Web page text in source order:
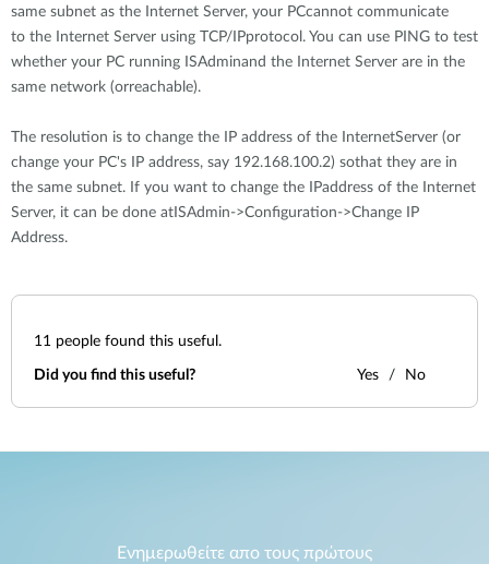
Σημεία Πώλησης
Contact
Support Portal
same subnet as the Internet Server, your PCcannot communicate
to the Internet Server using TCP/IPprotocol. You can use PING to test
whether your PC running ISAdminand the Internet Server are in the
same network (orreachable).
The resolution is to change the IP address of the InternetServer (or
change your PC's IP address, say 192.168.100.2) sothat they are in
the same subnet. If you want to change the IPaddress of the Internet
Server, it can be done atISAdmin->Configuration->Change IP
Address.
11 people found this useful.
Did you find this useful? Yes No
Ενημερωθείτε απο τους πρώτους